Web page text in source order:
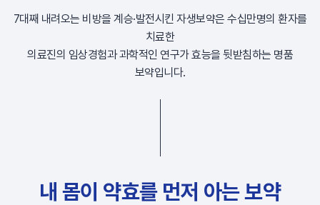
7대째 내려오는 비방을 계승·발전시킨 자생보약은 수십만명의 환자를
치료한
의료진의 임상경험과 과학적인 연구가 효능을 뒷받침하는 명품
보약입니다.
내 몸이 약효를 먼저 아는 보약